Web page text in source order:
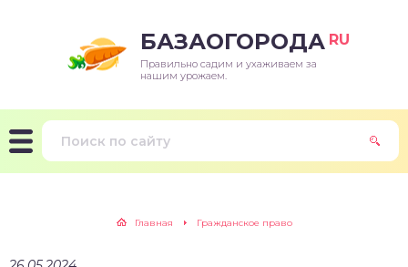
БАЗАОГОРОДА RU
Правильно садим и ухаживаем за
нашим урожаем.
Главная Гражданское право